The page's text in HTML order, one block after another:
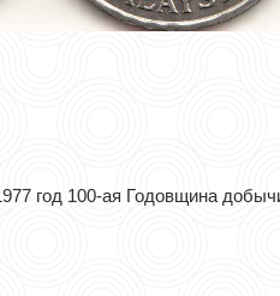
год 100-ая Годовщина